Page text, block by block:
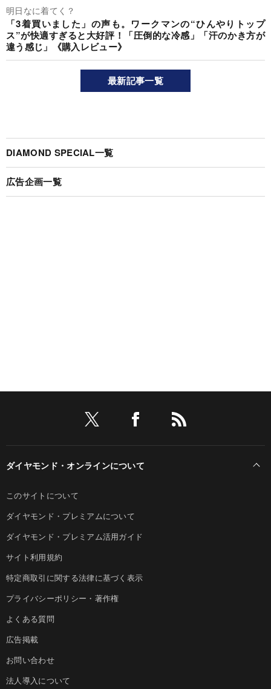
明日なに着てく？
「3着買いました」の声も。ワークマンの“ひんやりトップ
ス”が快適すぎると大好評！「圧倒的な冷感」「汗のかき方が
違う感じ」《購入レビュー》
最新記事一覧
DIAMOND SPECIAL一覧
広告企画一覧
ダイヤモンド・オンラインについて
このサイトについて
ダイヤモンド・プレミアムについて
ダイヤモンド・プレミアム活用ガイド
サイト利用規約
特定商取引に関する法律に基づく表示
プライバシーポリシー・著作権
よくある質問
広告掲載
お問い合わせ
法人導入について